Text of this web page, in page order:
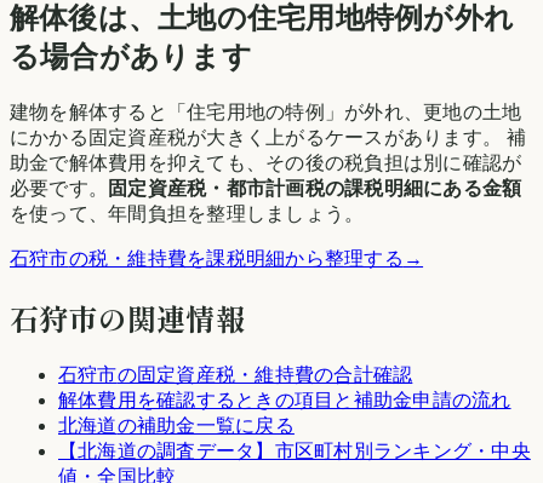
解体後は、土地の住宅用地特例が外れ
る場合があります
建物を解体すると「住宅用地の特例」が外れ、更地の土地
にかかる固定資産税が大きく上がるケースがあります。 補
助金で解体費用を抑えても、その後の税負担は別に確認が
必要です。
固定資産税・都市計画税の課税明細にある金額
を使って、年間負担を整理しましょう。
石狩市の税・維持費を課税明細から整理する →
石狩市の関連情報
石狩市の固定資産税・維持費の合計確認
解体費用を確認するときの項目と補助金申請の流れ
北海道の補助金一覧に戻る
【北海道の調査データ】市区町村別ランキング・中央
値・全国比較